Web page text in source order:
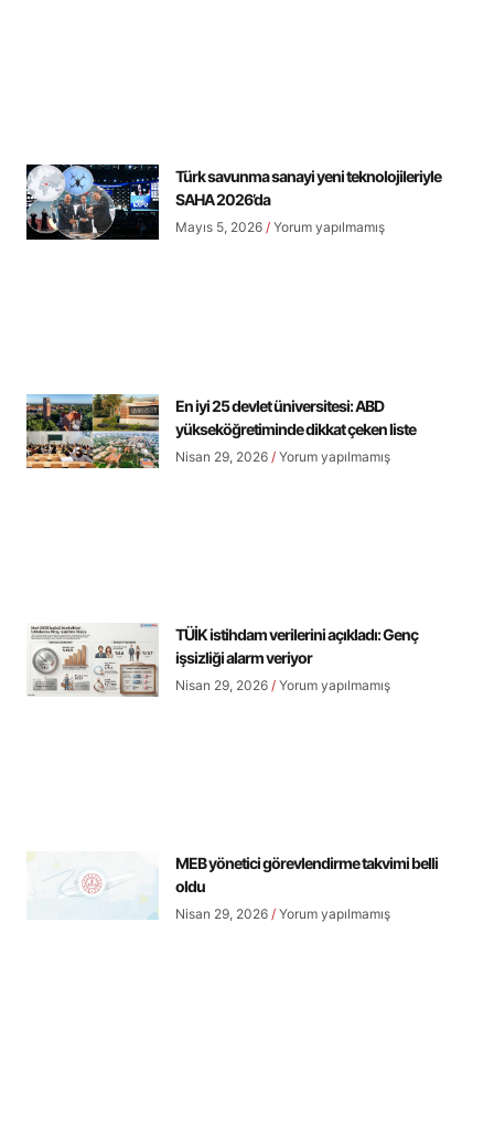
Türk savunma sanayi yeni teknolojileriyle
SAHA 2026’da
Mayıs 5, 2026 Yorum yapılmamış
En iyi 25 devlet üniversitesi: ABD
yükseköğretiminde dikkat çeken liste
Nisan 29, 2026 Yorum yapılmamış
TÜİK istihdam verilerini açıkladı: Genç
işsizliği alarm veriyor
Nisan 29, 2026 Yorum yapılmamış
MEB yönetici görevlendirme takvimi belli
oldu
Nisan 29, 2026 Yorum yapılmamış